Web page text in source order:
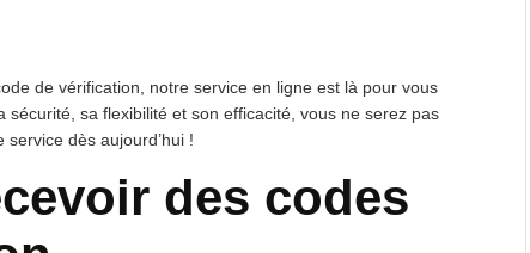
de vérification, notre service en ligne est là pour vous
sécurité, sa flexibilité et son efficacité, vous ne serez pas
service dès aujourd’hui !
des codes